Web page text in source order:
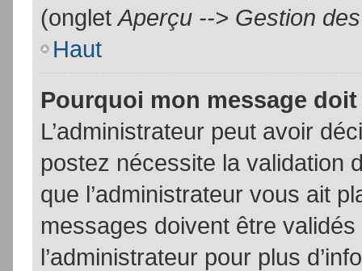
(ongletAperçu --> Gestion
Haut
Pourquoi mon message
L’administrateur peut avoir
postez nécessite la validation
que l’administrateur vous ait
messages doivent être
l’administrateur pour plus